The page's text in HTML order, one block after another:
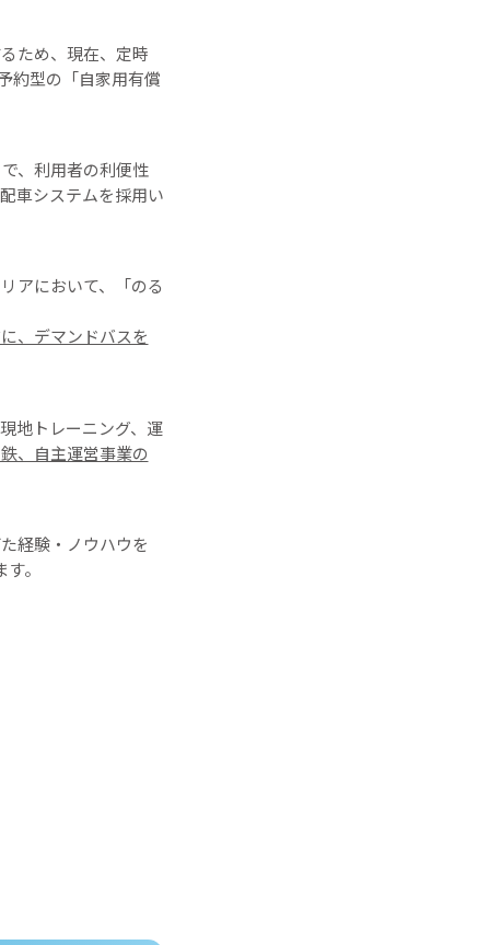
ため、現在、定時
約型の「自家用有償
、利用者の利便性
車システムを採用い
アにおいて、「のる
、デマンドバスを
地トレーニング、運
、自主運営事業の
経験・ノウハウを
。